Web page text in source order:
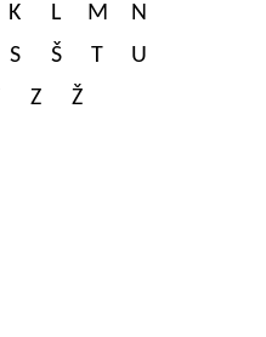
K L M
N
S Š T
U
Z Ž